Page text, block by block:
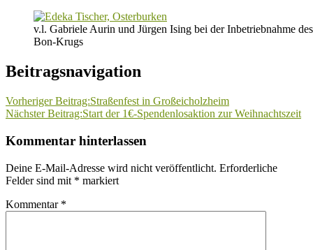
v.l. Gabriele Aurin und Jürgen Ising bei der Inbetriebnahme
Bon-Krugs
Beitragsnavigation
Vorheriger Beitrag:Straßenfest in Großeicholzheim
Nächster Beitrag:Start der 1€-Spendenlosaktion zur Weihnachtszeit
Kommentar hinterlassen
Deine E-Mail-Adresse wird nicht veröffentlicht. Erforderliche
Felder sind mit * markiert
Kommentar *